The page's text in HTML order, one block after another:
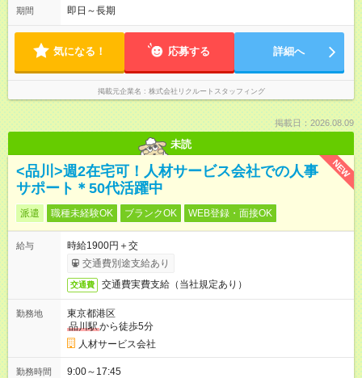
期間 即日～長期
気になる！ 応募する 詳細へ
掲載元企業名 株式会社リクルートスタッフィング
掲載日：2026.08.09
未読
NEW
<品川>週2在宅可！人材サービス会社での人事
サポート＊50代活躍中
派遣 職種未経験OK ブランクOK WEB登録・面接OK
給与
時給1900円＋交
交通費別途支給あり
交通費 交通費実費支給（当社規定あり）
勤務地
東京都港区
品川駅から徒歩5分
人材サービス会社
勤務時間 9:00～17:45